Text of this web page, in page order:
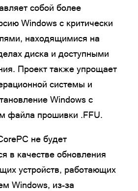
собой более
Windows с критически
находящимися на
диска и доступными
Проект также упрощает
системы и
Windows с
файла прошивки .FFU.
не будет
в качестве обновления
устройств, работающих
Windows, из-за